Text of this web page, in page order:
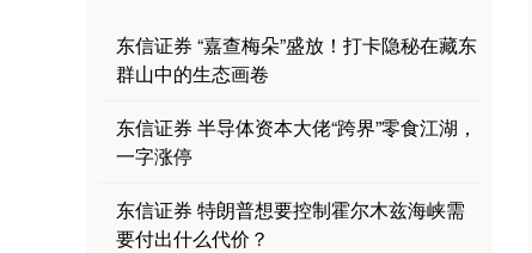
东信证券 “嘉查梅朵”盛放！打卡隐秘在藏东
群山中的生态画卷
东信证券 半导体资本大佬“跨界”零食江湖，
一字涨停
东信证券 特朗普想要控制霍尔木兹海峡需
要付出什么代价？